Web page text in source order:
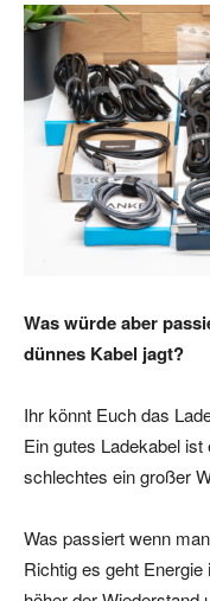
Was würde aber
dünnes Kabel jagt?
Ihr könnt Euch das
Ein gutes Ladekabel
schlechtes ein großer
Was passiert wenn
Richtig es geht